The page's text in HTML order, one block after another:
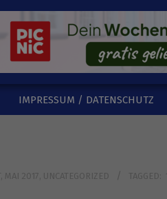
IMPRESSUM / DATENSCHUTZ
MAI 2017 UNCATEGORIZED TAGGED: